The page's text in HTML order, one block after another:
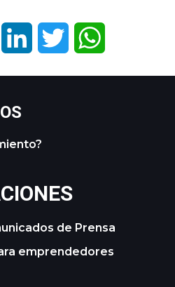
LinkedIn Twitter
de Prensa
emprendedores